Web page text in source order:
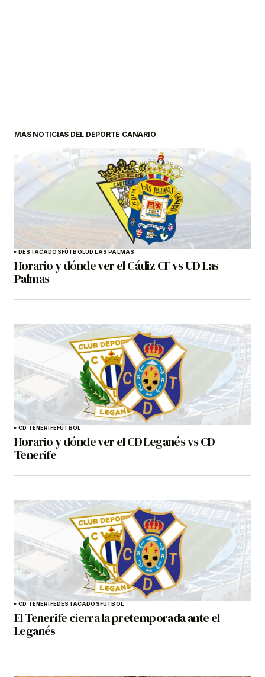
MÁS NOTICIAS DEL DEPORTE CANARIO
DESTACADOSFÚTBOLUD LAS PALMAS
Horario y dónde ver el Cádiz CF vs UD Las
Palmas
CD TENERIFEFÚTBOL
Horario y dónde ver el CD Leganés vs CD
Tenerife
CD TENERIFEDESTACADOSFÚTBOL
El Tenerife cierra la pretemporada ante el
Leganés